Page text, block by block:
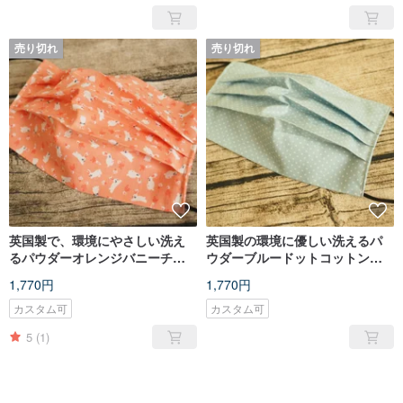
売り切れ
英国製で、環境にやさしい洗え
るパウダーオレンジバニーチャ
は、フィルターエレメントまた
は使い捨てマスクに入れること
1,770円
カスタム可
5 (1)
売り切れ
英国製の環境に優しい洗えるパ
ウダーブルードットコットンマ
捨てマスクに入れることができ
ます
1,770円
カスタム可